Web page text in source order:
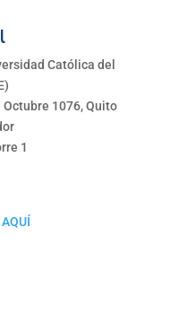
Católica del
Octubre 1076, Quito
1